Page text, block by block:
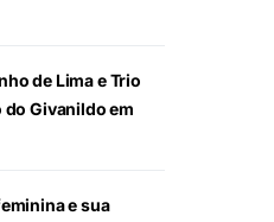
de Lima e Trio
Givanildo em
e sua